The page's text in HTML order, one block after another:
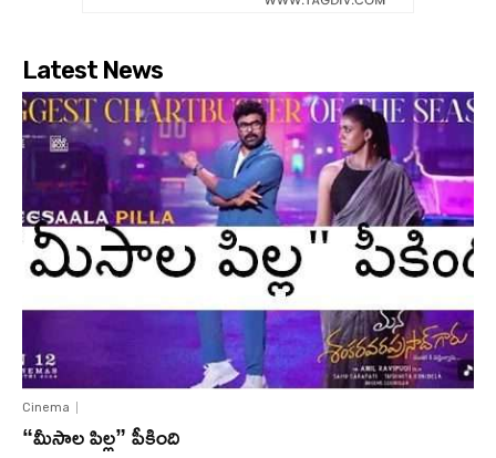
Latest News
Cinema
“మీసాల పిల్ల” పీకింది